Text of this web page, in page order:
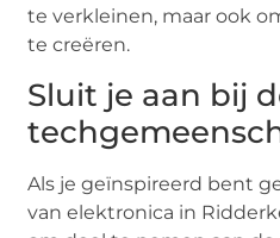
te verkleinen, maar ook
te creëren.
Sluit je aan bij
Als je geïnspireerd bent
van elektronica in